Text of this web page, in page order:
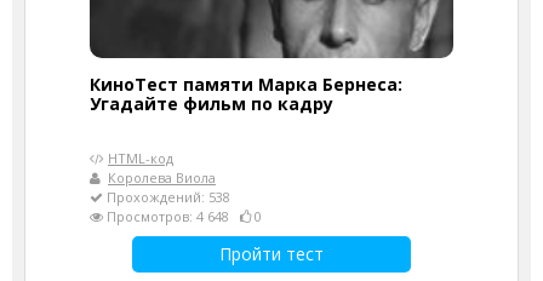
КиноТест памяти Марка Бернеса:
Угадайте фильм по кадру
HTML-код
Королева Виола
Прохождений: 538
Просмотров: 4 648
0
Пройти тест